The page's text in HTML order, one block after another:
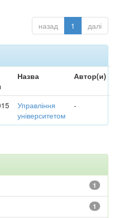
назад 1 далі
Назва Автор(и)
Управління
університетом
-
1
1